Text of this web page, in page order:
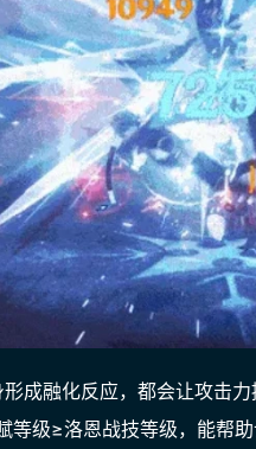
成融化反应，都会让攻击
等级≥洛恩战技等级，能帮